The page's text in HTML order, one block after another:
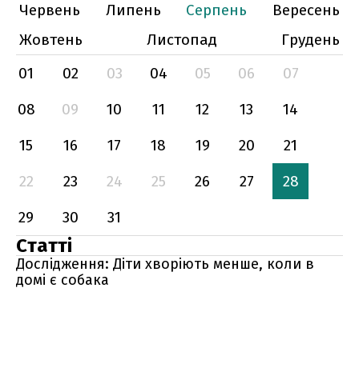
Червень
Липень Серпень
Вересень
Жовтень
Листопад
Грудень
01
02 03 04 05 06
07
08
09 10 11 12 13
14
15
16 17 18 19 20
21
22
23 24 25 26 27
28
29
30 31
Статті
Дослідження: Діти хворіють менше, коли в
домі є собака